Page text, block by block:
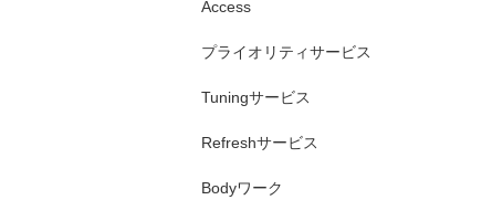
Access
プライオリティサービス
Tuningサービス
Refreshサービス
Bodyワーク